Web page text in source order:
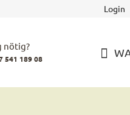
Login
nötig?
541 189 08